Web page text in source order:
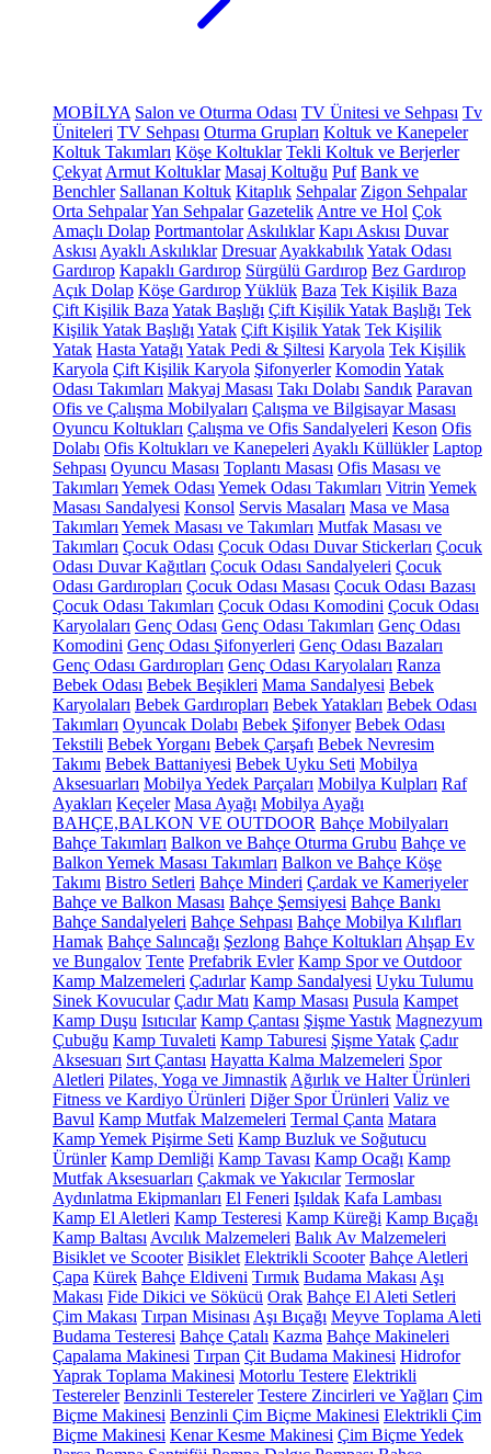
MOBİLYA Salon ve Oturma Odası TV Ünitesi ve Sehpası Tv
Üniteleri TV Sehpası Oturma Grupları Koltuk ve Kanepeler
Koltuk Takımları Köşe Koltuklar Tekli Koltuk ve Berjerler
Çekyat Armut Koltuklar Masaj Koltuğu Puf Bank ve
Benchler Sallanan Koltuk Kitaplık Sehpalar Zigon Sehpalar
Orta SehpalarYan Sehpalar Gazetelik Antre ve Hol Çok
Amaçlı Dolap Portmantolar Askılıklar Kapı Askısı Duvar
Askısı Ayaklı Askılıklar Dresuar AyakkabılıkYatak Odası
Gardırop Kapaklı Gardırop Sürgülü Gardırop Bez Gardırop
Açık Dolap Köşe GardıropYüklük Baza Tek Kişilik Baza
Çift Kişilik Baza Yatak Başlığı Çift Kişilik Yatak Başlığı Tek
Kişilik Yatak Başlığı Yatak Çift Kişilik Yatak Tek Kişilik
Yatak Hasta Yatağı Yatak Pedi & Şiltesi Karyola Tek Kişilik
Karyola Çift Kişilik Karyola Şifonyerler Komodin Yatak
Odası Takımları Makyaj Masası Takı Dolabı Sandık Paravan
Ofis ve Çalışma Mobilyaları Çalışma ve Bilgisayar Masası
Oyuncu Koltukları Çalışma ve Ofis Sandalyeleri Keson Ofis
Dolabı Ofis Koltukları ve Kanepeleri Ayaklı Küllükler Laptop
Sehpası Oyuncu Masası Toplantı Masası Ofis Masası ve
Takımları Yemek Odası Yemek Odası Takımları Vitrin Yemek
Masası Sandalyesi Konsol Servis Masaları Masa ve Masa
Takımları Yemek Masası ve Takımları Mutfak Masası ve
Takımları Çocuk Odası Çocuk Odası Duvar Stickerları Çocuk
Odası Duvar Kağıtları Çocuk Odası Sandalyeleri Çocuk
Odası Gardıropları Çocuk Odası Masası Çocuk Odası Bazası
Çocuk Odası Takımları Çocuk Odası Komodini Çocuk Odası
Karyolaları Genç Odası Genç Odası Takımları Genç Odası
Komodini Genç Odası Şifonyerleri Genç Odası Bazaları
Genç Odası Gardıropları Genç Odası Karyolaları Ranza
Bebek Odası Bebek Beşikleri Mama Sandalyesi Bebek
Karyolaları Bebek Gardıropları Bebek Yatakları Bebek Odası
Takımları Oyuncak Dolabı Bebek Şifonyer Bebek Odası
Tekstili Bebek Yorganı Bebek Çarşafı Bebek Nevresim
Takımı Bebek Battaniyesi Bebek Uyku Seti Mobilya
Aksesuarları Mobilya Yedek Parçaları Mobilya Kulpları Raf
Ayakları Keçeler Masa Ayağı Mobilya Ayağı
BAHÇE,BALKON VE OUTDOOR Bahçe Mobilyaları
Bahçe Takımları Balkon ve Bahçe Oturma Grubu Bahçe ve
Balkon Yemek Masası Takımları Balkon ve Bahçe Köşe
Takımı Bistro Setleri Bahçe Minderi Çardak ve Kameriyeler
Bahçe ve Balkon Masası Bahçe Şemsiyesi Bahçe Bankı
Bahçe Sandalyeleri Bahçe Sehpası Bahçe Mobilya Kılıfları
Hamak Bahçe Salıncağı Şezlong Bahçe Koltukları Ahşap Ev
ve Bungalov Tente Prefabrik Evler Kamp Spor ve Outdoor
Kamp Malzemeleri Çadırlar Kamp Sandalyesi Uyku Tulumu
Sinek Kovucular Çadır Matı Kamp Masası Pusula Kampet
Kamp Duşu Isıtıcılar Kamp Çantası Şişme Yastık Magnezyum
Çubuğu Kamp Tuvaleti Kamp Taburesi Şişme Yatak Çadır
Aksesuarı Sırt Çantası Hayatta Kalma Malzemeleri Spor
Aletleri Pilates, Yoga ve Jimnastik Ağırlık ve Halter Ürünleri
Fitness ve Kardiyo Ürünleri Diğer Spor Ürünleri Valiz ve
Bavul Kamp Mutfak Malzemeleri Termal Çanta Matara
Kamp Yemek Pişirme Seti Kamp Buzluk ve Soğutucu
Ürünler Kamp Demliği Kamp Tavası Kamp Ocağı Kamp
Mutfak Aksesuarları Çakmak ve Yakıcılar Termoslar
Aydınlatma Ekipmanları El Feneri Işıldak Kafa Lambası
Kamp El Aletleri Kamp Testeresi Kamp Küreği Kamp Bıçağı
Kamp Baltası Avcılık Malzemeleri Balık Av Malzemeleri
Bisiklet ve Scooter Bisiklet Elektrikli Scooter Bahçe Aletleri
Çapa Kürek Bahçe Eldiveni Tırmık Budama Makası Aşı
Makası Fide Dikici ve Sökücü Orak Bahçe El Aleti Setleri
Çim Makası Tırpan Misinası Aşı Bıçağı Meyve Toplama Aleti
Budama Testeresi Bahçe Çatalı Kazma Bahçe Makineleri
Çapalama Makinesi Tırpan Çit Budama Makinesi Hidrofor
Yaprak Toplama Makinesi Motorlu Testere Elektrikli
Testereler Benzinli Testereler Testere Zincirleri ve Yağları Çim
Biçme Makinesi Benzinli Çim Biçme Makinesi Elektrikli Çim
Biçme Makinesi Kenar Kesme Makinesi Çim Biçme Yedek